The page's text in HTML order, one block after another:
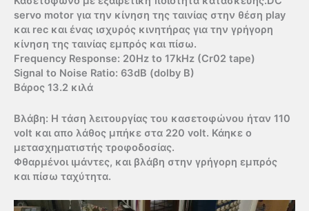
servo motor για την κίνηση της ταινίας στην θέση play
και rec και ένας ισχυρός κινητήρας για την γρήγορη
κίνηση της ταινίας εμπρός και πίσω.
Frequency Response: 20Hz to 17kHz (Cr02 tape)
Signal to Noise Ratio: 63dB (dolby B)
Βάρος 13.2 κιλά
Βλάβη: Η τάση λειτουργίας του κασετοφώνου ήταν 110
volt και απο λάθος μπήκε στα 220 volt. Κάηκε ο
μετασχηματιστής τροφοδοσίας.
Φθαρμένοι ιμάντες, και βλάβη στην γρήγορη εμπρός
και πίσω ταχύτητα.